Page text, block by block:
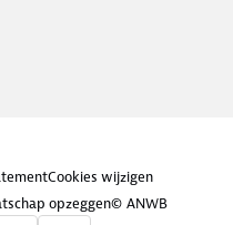
Cookies wijzigen
opzeggen© ANWB